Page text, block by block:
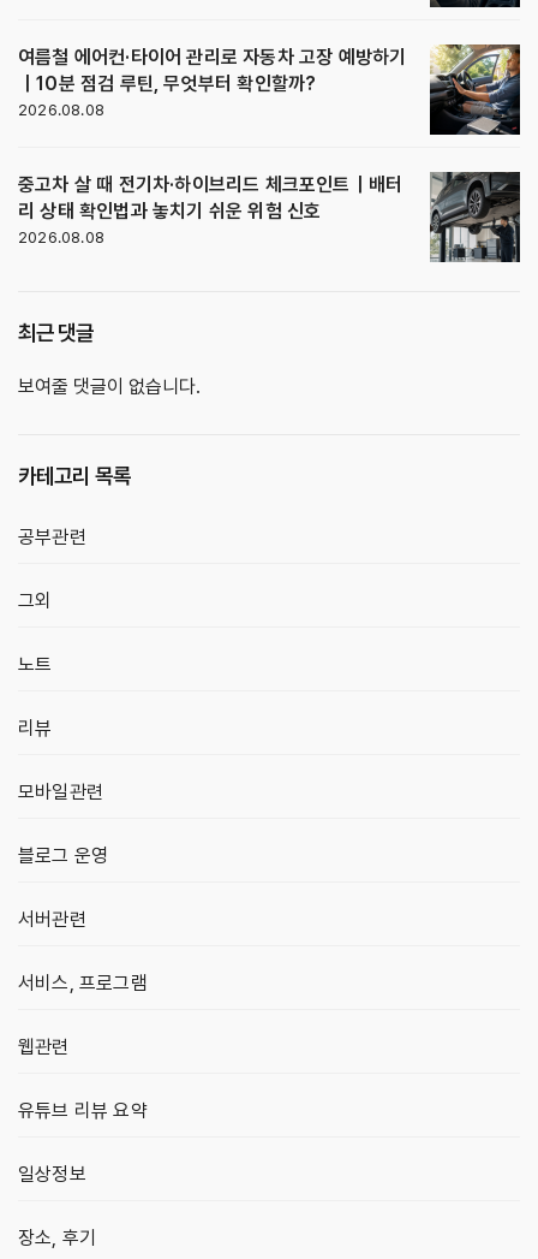
여름철 에어컨·타이어 관리로 자동차 고장 예방하기
｜10분 점검 루틴, 무엇부터 확인할까?
2026.08.08
중고차 살 때 전기차·하이브리드 체크포인트｜배터
리 상태 확인법과 놓치기 쉬운 위험 신호
2026.08.08
최근 댓글
보여줄 댓글이 없습니다.
카테고리 목록
공부관련
그외
노트
리뷰
모바일관련
블로그 운영
서버관련
서비스, 프로그램
웹관련
유튜브 리뷰 요약
일상정보
장소, 후기